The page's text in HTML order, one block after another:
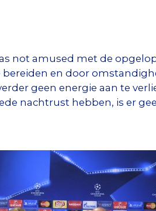
not amused met de
en door
geen energie aan te
nachtrust hebben, is er